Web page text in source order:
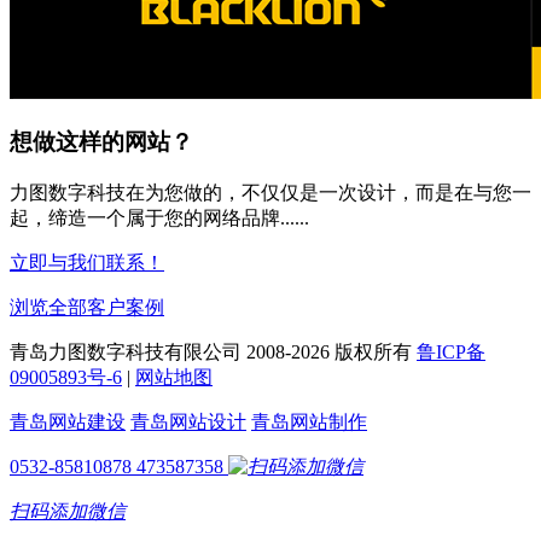
想做这样的网站？
力图数字科技在为您做的，不仅仅是一次设计，而是在与您一
起，缔造一个属于您的网络品牌......
立即与我们联系！
浏览全部客户案例
青岛力图数字科技有限公司 2008-2026 版权所有 鲁ICP备
09005893号-6 | 网站地图
青岛网站建设 青岛网站设计 青岛网站制作
0532-85810878 473587358
扫码添加微信